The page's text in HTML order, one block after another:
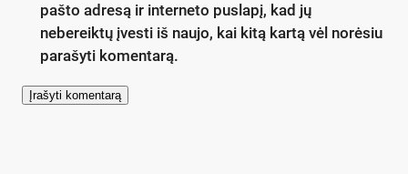
pašto adresą ir interneto puslapį, kad jų
nebereiktų įvesti iš naujo, kai kitą kartą vėl norėsiu
parašyti komentarą.